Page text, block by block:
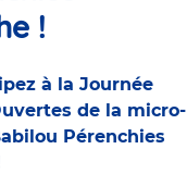
!
à la Journée
de la micro-
Pérenchies